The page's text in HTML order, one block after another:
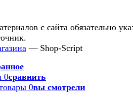
с сайта обязательно
— Shop-Script
0сравнить
0вы смотрели